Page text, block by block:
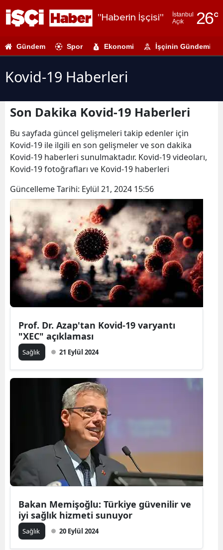
"Haberin İşçisi"
İstanbul
Açık
26°
Adıyaman
Amasya
Ankara
Antalya
Balıkesir
Bilecik
Bingöl
Bitlis
Bolu
Çankırı
Elazığ
Gündem Spor Ekonomi İşçinin Gündemi
Kovid-19 Haberleri
Son Dakika Kovid-19 Haberleri
Bu sayfada güncel gelişmeleri takip edenler için
Kovid-19 ile ilgili en son gelişmeler ve son dakika
Kovid-19 haberleri sunulmaktadır. Kovid-19 videoları,
Kovid-19 fotoğrafları ve Kovid-19 haberleri
Güncelleme Tarihi: Eylül 21, 2024 15:56
Prof. Dr. Azap'tan Kovid-19 varyantı
"XEC" açıklaması
Sağlık 21 Eylül 2024
Bakan Memişoğlu: Türkiye güvenilir ve
iyi sağlık hizmeti sunuyor
Sağlık 20 Eylül 2024